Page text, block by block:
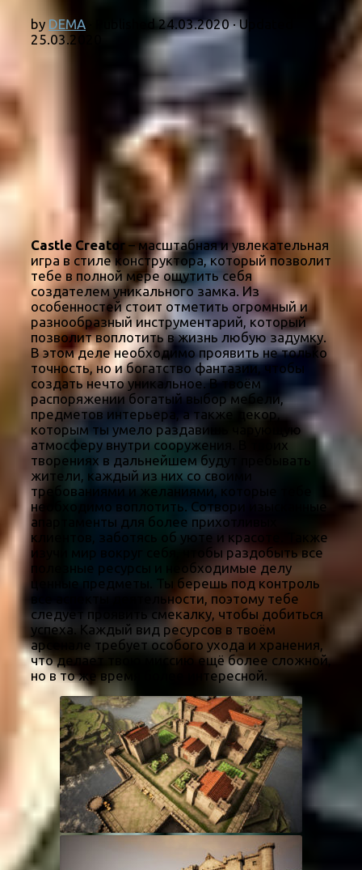
by DEMA · Published24.03.2020· Updated
25.03.2020
Castle Creator– масштабная и увлекательная
игра в стиле конструктора, который позволит
тебе в полной мере ощутить себя
создателем уникального замка. Из
особенностей стоит отметить огромный и
разнообразный инструментарий, который
позволит воплотить в жизнь любую задумку.
В этом деле необходимо проявить не только
точность, но и богатство фантазии, чтобы
создать нечто уникальное. В твоём
распоряжении богатый выбор мебели,
предметов интерьера, а также декор,
которым ты умело раздавишь чарующую
атмосферу внутри сооружения. В твоих
творениях в дальнейшем будут пребывать
жители, каждый из них со своими
требованиями и желаниями, которые тебе
необходимо воплотить. Сотвори изысканные
апартаменты для более прихотливых
клиентов, заботясь об уюте и красоте. Также
изучи мир вокруг себя, чтобы раздобыть все
полезные ресурсы и необходимые делу
ценные предметы. Ты берешь под контроль
все аспекты деятельности, поэтому тебе
следует проявить смекалку, чтобы добиться
успеха. Каждый вид ресурсов в твоём
арсенале требует особого ухода и хранения,
что делает твою миссию ещё более сложной,
но в то же время более интересной.